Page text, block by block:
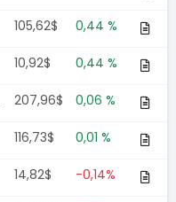
105,62$ 0,44 %
10,92$ 0,44 %
207,96$ 0,06 %
116,73$ 0,01 %
14,82$ -0,14%